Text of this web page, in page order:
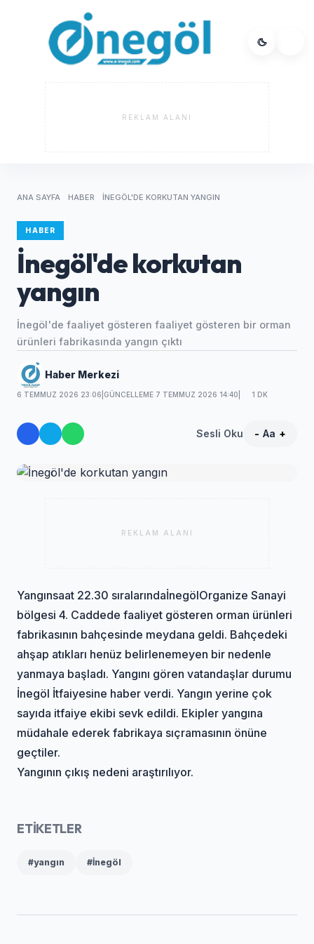
REKLAM ALANI
ANA SAYFA HABER İNEGÖL'DE KORKUTAN YANGIN
HABER
İnegöl'de korkutan
yangın
İnegöl'de faaliyet gösteren faaliyet gösteren bir orman
ürünleri fabrikasında yangın çıktı
Haber Merkezi
6 TEMMUZ 2026 23:06 GÜNCELLEME 7 TEMMUZ 2026 14:40 1 DK
Sesli Oku - Aa +
REKLAM ALANI
Yangınsaat 22.30 sıralarındaİnegölOrganize Sanayi
bölgesi 4. Caddede faaliyet gösteren orman ürünleri
fabrikasının bahçesinde meydana geldi. Bahçedeki
ahşap atıkları henüz belirlenemeyen bir nedenle
yanmaya başladı. Yangını gören vatandaşlar durumu
İnegöl İtfaiyesine haber verdi. Yangın yerine çok
sayıda itfaiye ekibi sevk edildi. Ekipler yangına
müdahale ederek fabrikaya sıçramasının önüne
geçtiler.
Yangının çıkış nedeni araştırılıyor.
ETİKETLER
#yangın #İnegöl